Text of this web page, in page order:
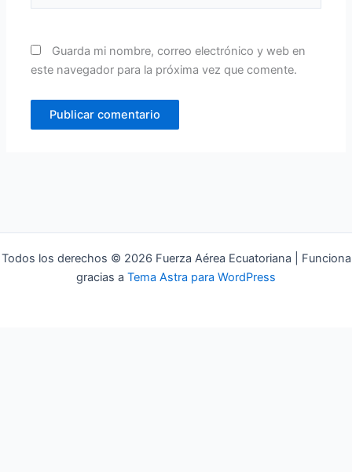
Guarda mi nombre, correo electrónico y web en
este navegador para la próxima vez que comente.
Todos los derechos © 2026 Fuerza Aérea Ecuatoriana | Funciona
gracias a Tema Astra para WordPress